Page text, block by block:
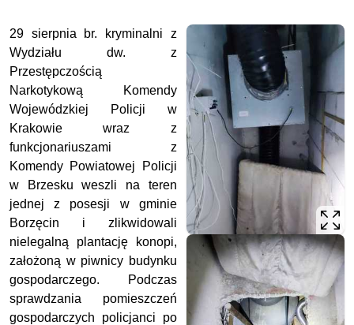
29 sierpnia br. kryminalni z
Wydziału dw. z
Przestępczością
Narkotykową Komendy
Wojewódzkiej Policji w
Krakowie wraz z
funkcjonariuszami z
Komendy Powiatowej Policji
w Brzesku weszli na teren
jednej z posesji w gminie
Borzęcin i zlikwidowali
nielegalną plantację konopi,
założoną w piwnicy budynku
gospodarczego.
Podczas
sprawdzania pomieszczeń
gospodarczych policjanci po